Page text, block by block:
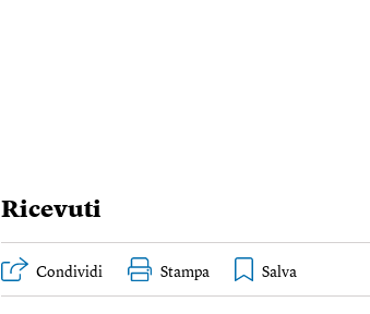
Ricevuti
Condividi Stampa